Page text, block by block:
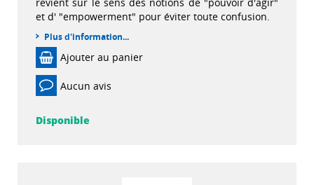
et d' "empowerment" pour éviter toute confusion.
Plus d'information...
Ajouter au panier
Aucun avis
Disponible